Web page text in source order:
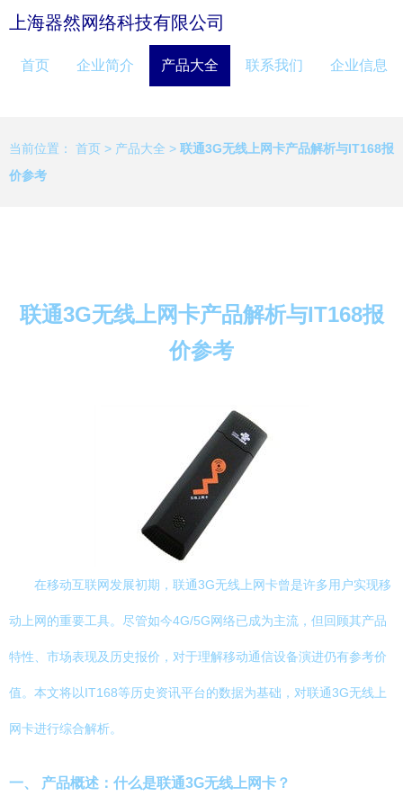
上海器然网络科技有限公司
首页 企业简介 产品大全 联系我们 企业信息
当前位置： 首页 > 产品大全 > 联通3G无线上网卡产品解析与IT168报
价参考
联通3G无线上网卡产品解析与IT168报
价参考
在移动互联网发展初期，联通3G无线上网卡曾是许多用户实现移
动上网的重要工具。尽管如今4G/5G网络已成为主流，但回顾其产品
特性、市场表现及历史报价，对于理解移动通信设备演进仍有参考价
值。本文将以IT168等历史资讯平台的数据为基础，对联通3G无线上
网卡进行综合解析。
一、 产品概述：什么是联通3G无线上网卡？